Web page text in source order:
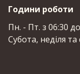
Години роботи
Пн. - Пт. з 06:30
Субота, неділя та